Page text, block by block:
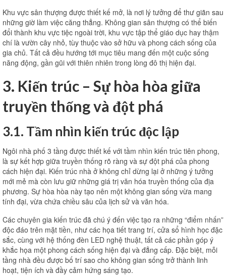
Khu vực sân thượng được thiết kế mở, là nơi lý tưởng để thư giãn sau
những giờ làm việc căng thẳng. Không gian sân thượng có thể biến
đổi thành khu vực tiệc ngoài trời, khu vực tập thể giáo dục hay thậm
chí là vườn cây nhỏ, tùy thuộc vào sở hữu và phong cách sống của
gia chủ. Tất cả đều hướng tới mục tiêu mang đến một cuộc sống
năng động, gần gũi với thiên nhiên trong lòng đô thị hiện đại.
3. Kiến trúc – Sự hòa hòa giữa
truyền thống và đột phá
3.1. Tầm nhìn kiến ​​trúc độc lập
Ngôi nhà phố 3 tầng được thiết kế với tầm nhìn kiến ​​trúc tiên phong,
là sự kết hợp giữa truyền thống rõ ràng và sự đột phá của phong
cách hiện đại. Kiến trúc nhà ở không chỉ dừng lại ở những ý tưởng
mới mẻ mà còn lưu giữ những giá trị văn hóa truyền thống của địa
phương. Sự hòa hòa này tạo nên một không gian sống vừa mang
tính đại, vừa chứa chiều sâu của lịch sử và văn hóa.
Các chuyên gia kiến ​​trúc đã chú ý đến việc tạo ra những “điểm nhấn”
độc đáo trên mặt tiền, như các họa tiết trang trí, cửa sổ hình học đặc
sắc, cùng với hệ thống đèn LED nghệ thuật, tất cả các phần góp ý
khắc họa một phong cách sống hiện đại và đẳng cấp. Đặc biệt, mỗi
tầng nhà đều được bố trí sao cho không gian sống trở thành linh
hoạt, tiện ích và đầy cảm hứng sáng tạo.